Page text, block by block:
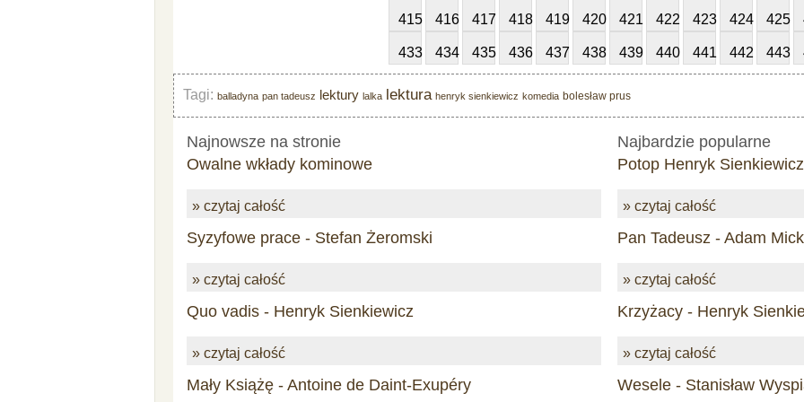
415 416 417 418 419 420 421 422 423 424 425
433 434 435 436 437 438 439 440 441 442 443
Tagi: balladyna pan tadeusz lektury lalka lektura henryk sienkiewicz komedia bolesław prus
Najnowsze na stronie
Owalne wkłady kominowe
» czytaj całość
Syzyfowe prace - Stefan Żeromski
» czytaj całość
Quo vadis - Henryk Sienkiewicz
» czytaj całość
Mały Książę - Antoine de Daint-Exupéry
Najbardzie popularne
Potop Henryk Sienkiewicz
» czytaj całość
Pan Tadeusz - Adam
» czytaj całość
Krzyżacy - Henryk
» czytaj całość
Wesele - Stanisław